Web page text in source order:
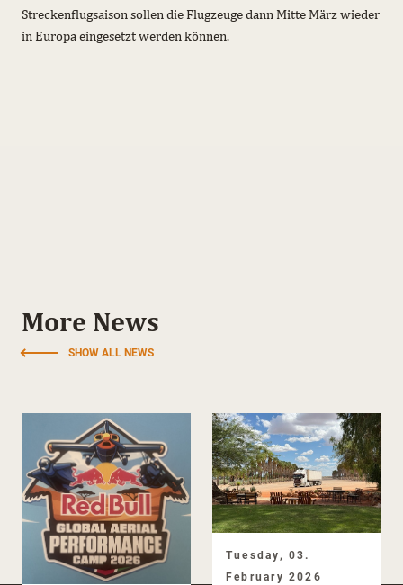
Streckenflugsaison sollen die Flugzeuge dann Mitte März wieder
in Europa eingesetzt werden können.
More News
SHOW ALL NEWS
Tuesday, 03.
February 2026